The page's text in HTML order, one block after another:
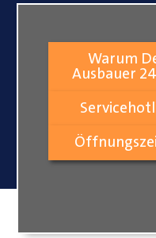
Warum
Ausbauer